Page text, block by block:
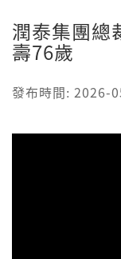
潤泰集團總
壽76歲
發布時間: 2026-